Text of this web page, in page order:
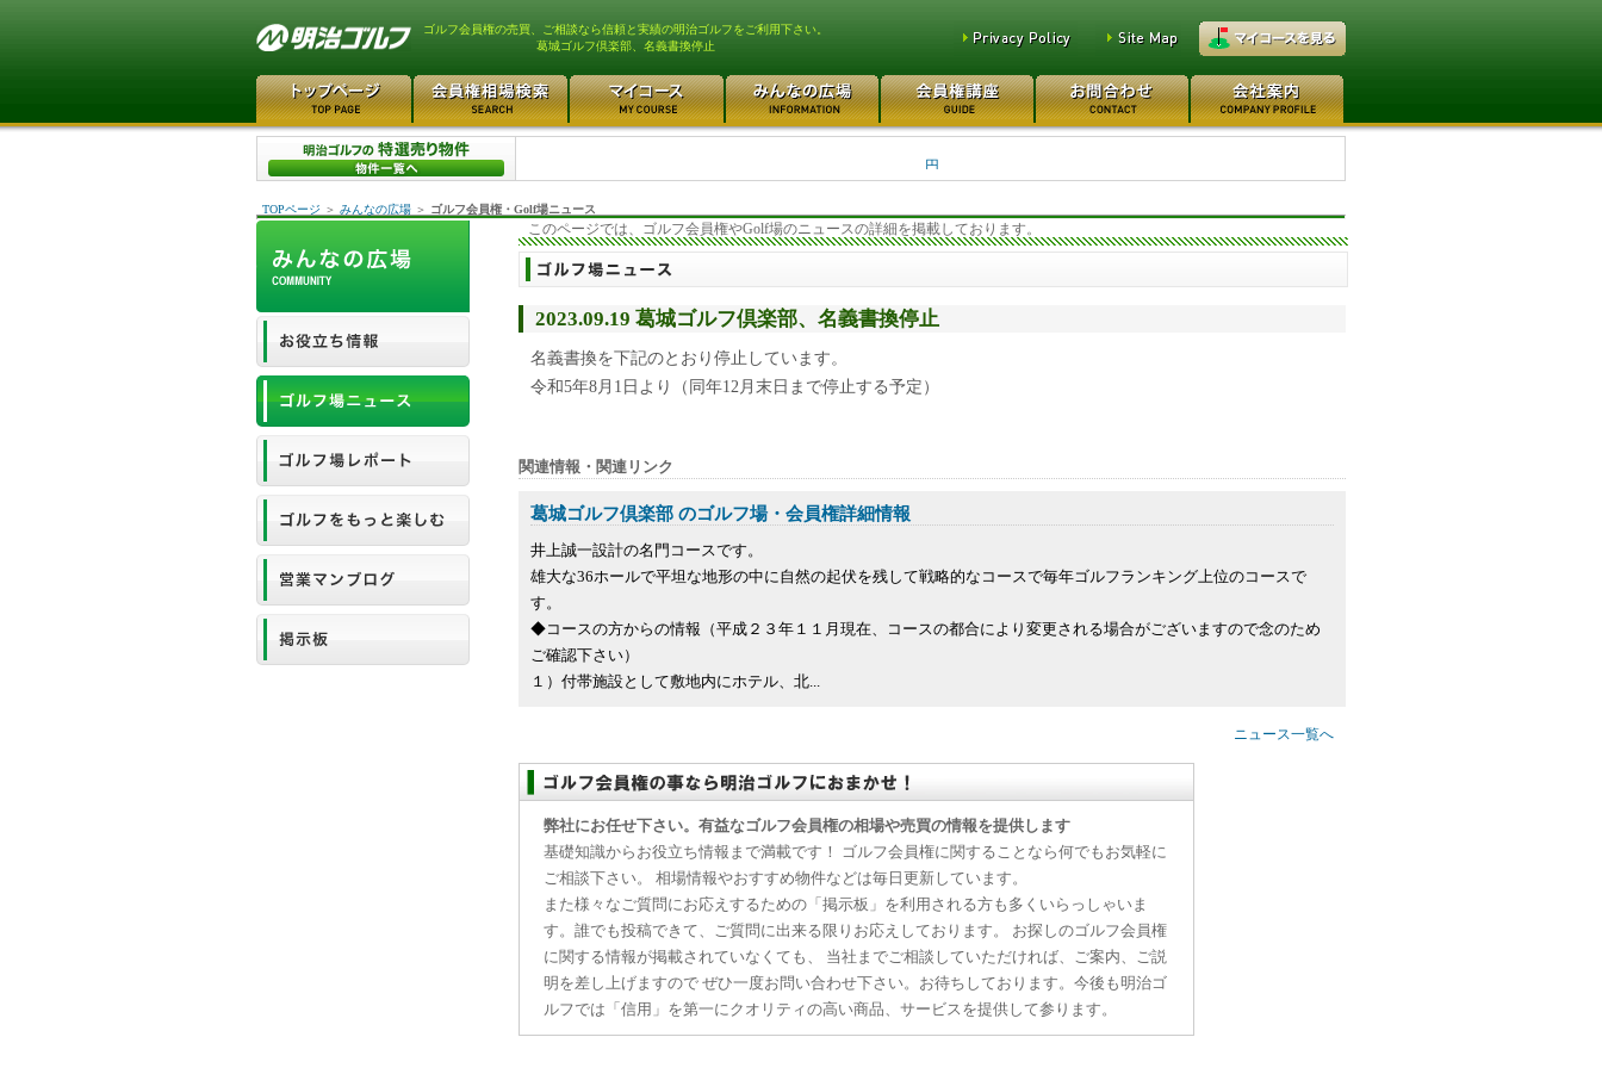
ゴルフ会員権の売買、ご相談なら信頼と実績の明治ゴルフをご利用下さい。
葛城ゴルフ倶楽部、名義書換停止
平塚富士見カントリークラ... 700万円 都留カントリー倶楽部 55万円
レイクウッドゴルフクラブ
3400万円
日本カントリークラブ 170万円
円
TOPページ ＞ みんなの広場 ＞ ゴルフ会員権・Golf場ニュース
このページでは、ゴルフ会員権やGolf場のニュースの詳細を掲載しております。
2023.09.19 葛城ゴルフ倶楽部、名義書換停止
名義書換を下記のとおり停止しています。
令和5年8月1日より（同年12月末日まで停止する予定）
関連情報・関連リンク
葛城ゴルフ倶楽部 のゴルフ場・会員権詳細情報
井上誠一設計の名門コースです。
雄大な36ホールで平坦な地形の中に自然の起伏を残して戦略的なコースで毎年ゴルフランキング上位のコースで
す。
◆コースの方からの情報（平成２３年１１月現在、コースの都合により変更される場合がございますので念のため
ご確認下さい）
１）付帯施設として敷地内にホテル、北...
ニュース一覧へ
弊社にお任せ下さい。有益なゴルフ会員権の相場や売買の情報を提供します
基礎知識からお役立ち情報まで満載です！ ゴルフ会員権に関することなら何でもお気軽に
ご相談下さい。 相場情報やおすすめ物件などは毎日更新しています。
また様々なご質問にお応えするための「掲示板」を利用される方も多くいらっしゃいま
す。誰でも投稿できて、ご質問に出来る限りお応えしております。 お探しのゴルフ会員権
に関する情報が掲載されていなくても、 当社までご相談していただければ、ご案内、ご説
明を差し上げますので ぜひ一度お問い合わせ下さい。お待ちしております。今後も明治ゴ
ルフでは「信用」を第一にクオリティの高い商品、サービスを提供して参ります。